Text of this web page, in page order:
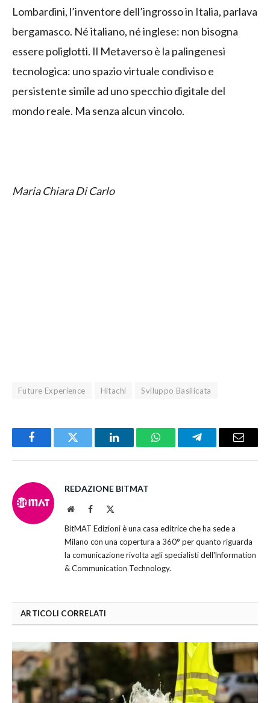
Lombardini, l’inventore dell’ingrosso in Italia, parlava
bergamasco. Né italiano, né inglese: non bisogna
essere poliglotti. Il Metaverso è la palingenesi
tecnologica: uno spazio virtuale condiviso e
persistente simile ad uno specchio digitale del
mondo reale. Ma senza alcun vincolo.
Maria Chiara Di Carlo
Future Experience Hitachi Sviluppo Basilicata
FacebookTwitter LinkedInWhatsAppTelegramEmail
REDAZIONE BITMAT
WebsiteFacebook
BitMAT Edizioni è una casa editrice che ha sede a
Milano con una copertura a 360° per quanto riguarda
la comunicazione rivolta agli specialisti dell'lnformation
& Communication Technology.
ARTICOLI CORRELATI